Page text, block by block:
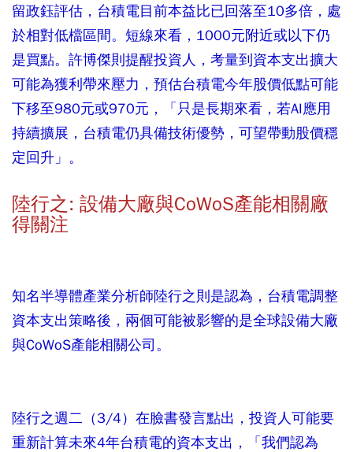
留政鈺評估，台積電目前本益比已回落至10多倍，處
於相對低檔區間。短線來看，1000元附近或以下仍
是買點。許博傑則提醒投資人，考量到資本支出擴大
可能為獲利帶來壓力，預估台積電今年股價低點可能
下移至980元或970元，「只是長期來看，若AI應用
持續擴展，台積電仍具備技術優勢，可望帶動股價穩
定回升」。
陸行之: 設備大廠與CoWoS產能相關廠
得關注
知名半導體產業分析師陸行之則是認為，台積電調整
資本支出策略後，兩個可能被影響的是全球設備大廠
與CoWoS產能相關公司。
陸行之週二（3/4）在臉書發言點出，投資人可能要
重新計算未來4年台積電的資本支出，「我們認為